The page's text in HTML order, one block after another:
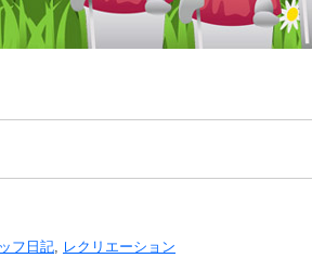
フ日記, レクリエーション